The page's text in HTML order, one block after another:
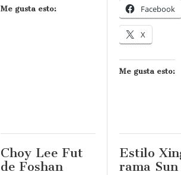
Me gusta esto: Facebook
X
Me gusta esto:
Choy Lee Fut
de Foshan
Estilo
rama Sun